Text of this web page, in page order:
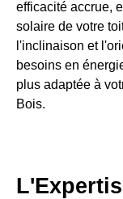
efficacité accrue,
solaire de votre
l'inclinaison et
besoins en
plus adaptée à
Bois.